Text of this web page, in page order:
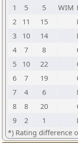
1
5 5 WIM
2
11 15
3
10 14
4
7 8
5
10 22
6
7 19
7
4 6
8
8 20
9
2 1
*) Rating difference